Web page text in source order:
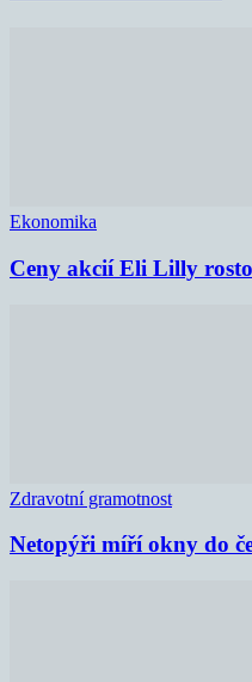
Ekonomika
Ceny akcií Eli Lilly
Zdravotní gramotnost
Netopýři míří okny do